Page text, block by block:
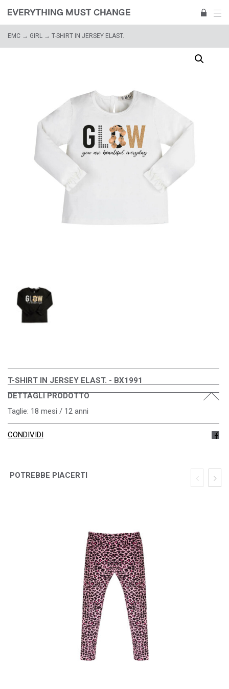
EMC → GIRL → T-SHIRT IN JERSEY ELAST.
T-SHIRT IN JERSEY ELAST. - BX1991
DETTAGLI PRODOTTO
Taglie: 18 mesi / 12 anni
CONDIVIDI
POTREBBE PIACERTI